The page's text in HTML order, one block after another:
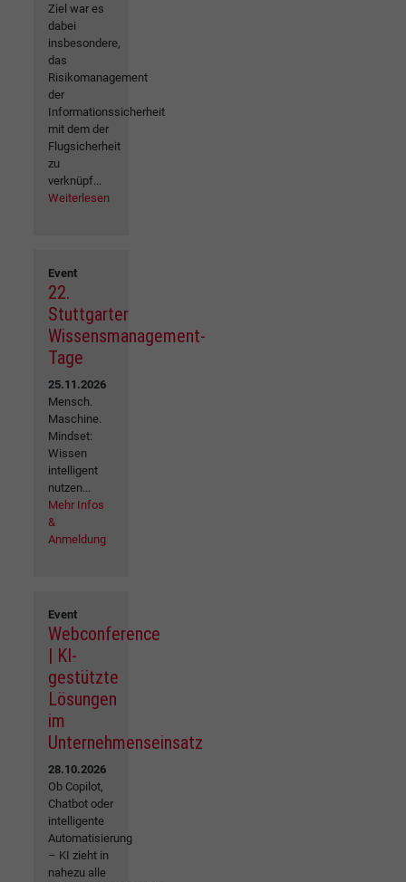
Ziel war es
dabei
insbesondere,
das
Risikomanagement
der
Informationssicherheit
mit dem der
Flugsicherheit
zu
verknüpf...
Weiterlesen
Event
22.
Stuttgarter
Wissensmanagement-
Tage
25.11.2026
Mensch.
Maschine.
Mindset:
Wissen
intelligent
nutzen...
Mehr Infos
&
Anmeldung
Event
Webconference
| KI-
gestützte
Lösungen
im
Unternehmenseinsatz
28.10.2026
Ob Copilot,
Chatbot oder
intelligente
Automatisierung
– KI zieht in
nahezu alle